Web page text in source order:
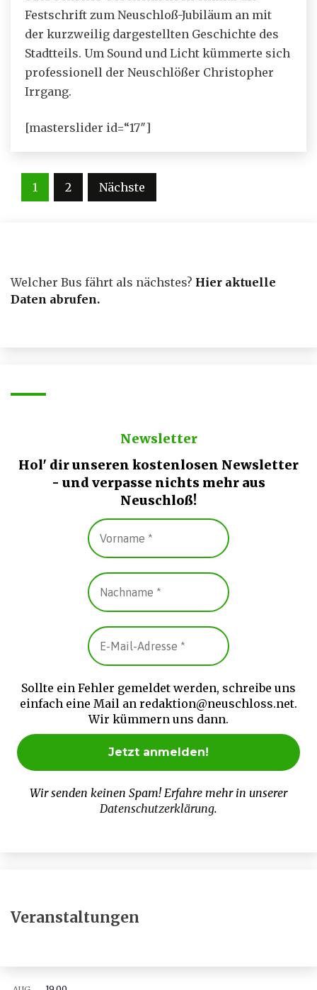
Festschrift zum Neuschloß-Jubiläum an mit
der kurzweilig dargestellten Geschichte des
Stadtteils. Um Sound und Licht kümmerte sich
professionell der Neuschlößer Christopher
Irrgang.
[masterslider id=“17″]
Seitennummerierung
1 2 Nächste
Welcher Bus fährt als nächstes? Hier aktuelle
Daten abrufen.
Newsletter
Hol' dir unseren kostenlosen Newsletter
- und verpasse nichts mehr aus
Neuschloß!
Sollte ein Fehler gemeldet werden, schreibe uns
einfach eine Mail an redaktion@neuschloss.net.
Wir kümmern uns dann.
Wir senden keinen Spam! Erfahre mehr in unserer
Datenschutzerklärung.
Veranstaltungen